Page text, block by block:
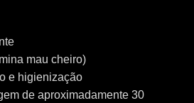
mau cheiro)
e higienização
de aproximadamente 30